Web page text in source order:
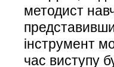
методист
інструмент
час виступу